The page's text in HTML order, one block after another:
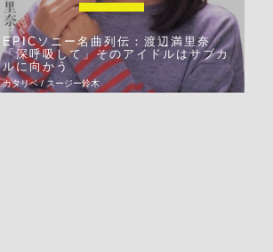
EPICソニー名曲列伝：渡辺満里奈
「深呼吸して」そのアイドルはサブカ
ルに向かう
カタリベ / スージー鈴木